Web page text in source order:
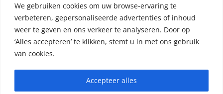
We gebruiken cookies om uw browse-ervaring te
verbeteren, gepersonaliseerde advertenties of inhoud
weer te geven en ons verkeer te analyseren. Door op
‘Alles accepteren’ te klikken, stemt u in met ons gebruik
van cookies.
Accepteer alles
Plaats uw vacature 30 dagen gratis
Adverteren op Meta